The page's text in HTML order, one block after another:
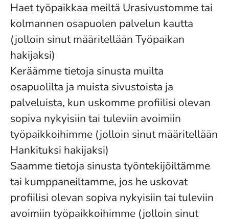
Haet työpaikkaa meiltä Urasivustomme tai
kolmannen osapuolen palvelun kautta
(jolloin sinut määritellään Työpaikan
hakijaksi)
Keräämme tietoja sinusta muilta
osapuolilta ja muista sivustoista ja
palveluista, kun uskomme profiilisi olevan
sopiva nykyisiin tai tuleviin avoimiin
työpaikkoihimme (jolloin sinut määritellään
Hankituksi hakijaksi)
Saamme tietoja sinusta työntekijöiltämme
tai kumppaneiltamme, jos he uskovat
profiilisi olevan sopiva nykyisiin tai tuleviin
avoimiin työpaikkoihimme (jolloin sinut